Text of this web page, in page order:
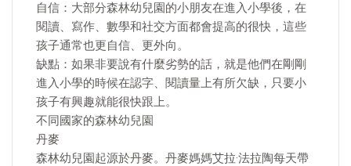
自信：大部分森林幼兒園的小朋友在進入小學後，在
閱讀、寫作、數學和社交方面都會提高的很快，這些
孩子通常也更自信、更外向。
缺點：如果非要說有什麼劣勢的話，就是他們在剛剛
進入小學的時候在認字、閱讀量上有所欠缺，只要小
孩子有興趣就能很快跟上。
不同國家的森林幼兒園
丹麥
森林幼兒園起源於丹麥。丹麥媽媽艾拉·法拉陶每天帶